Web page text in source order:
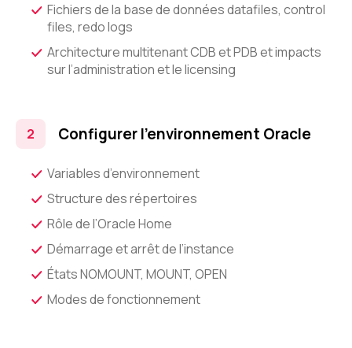
Fichiers de la base de données datafiles, control
files, redo logs
Architecture multitenant CDB et PDB et impacts
sur l’administration et le licensing
Configurer l’environnement Oracle
Variables d’environnement
Structure des répertoires
Rôle de l’Oracle Home
Démarrage et arrêt de l’instance
États NOMOUNT, MOUNT, OPEN
Modes de fonctionnement